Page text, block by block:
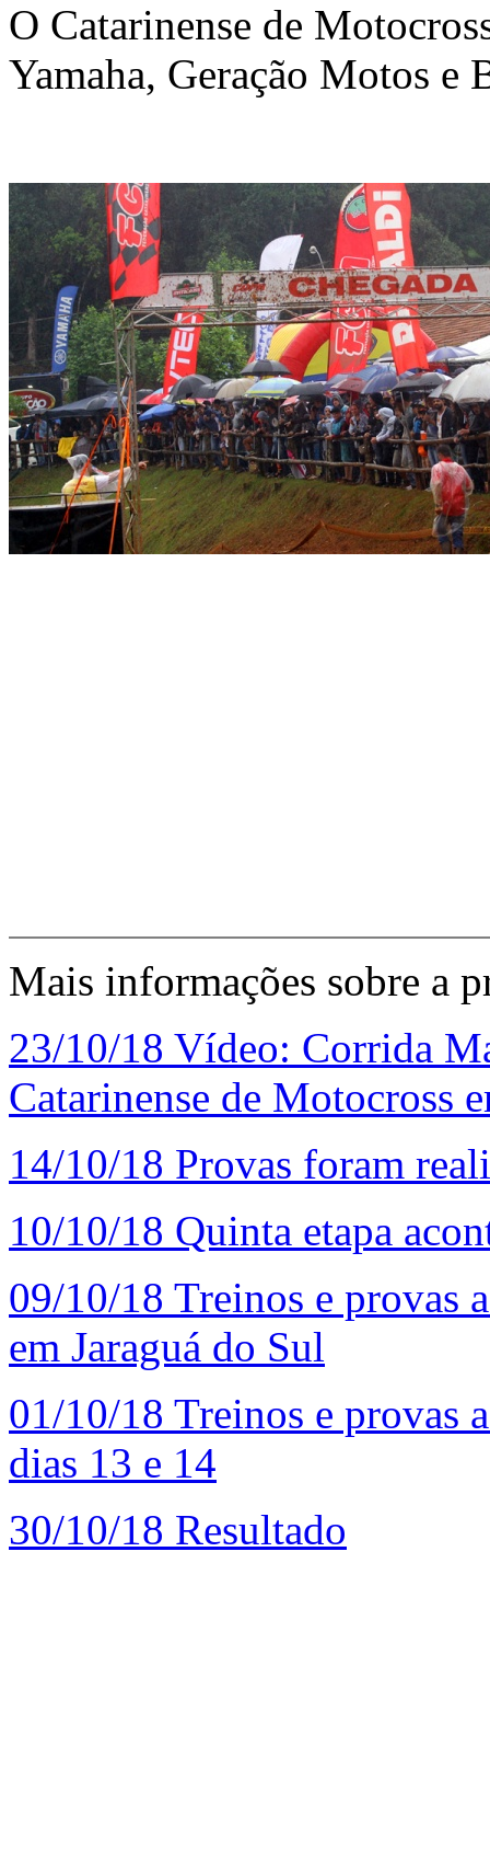
O Catarinense de
Yamaha, Geração Motos e
Mais informações sobre a
23/10/18 Vídeo: Corrida
Catarinense de Motocross
14/10/18 Provas foram
10/10/18 Quinta etapa
09/10/18 Treinos e provas
em Jaraguá do Sul
01/10/18 Treinos e provas
dias 13 e 14
30/10/18 Resultado